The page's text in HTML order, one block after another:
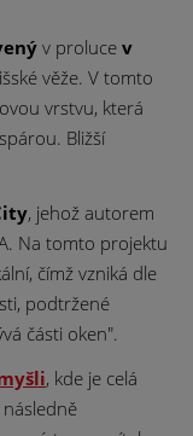
v prolucev
věže. V tomto
vrstvu, která
Bližší
, jehož autorem
Na tomto projektu
čímž vzniká dle
podtržené
části oken".
, kde je celá